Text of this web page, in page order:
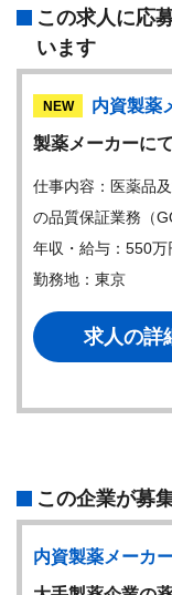
この求人に応
います
NEW
内資製薬
製薬メーカーに
仕事内容：医薬品
の品質保証業務（
年収・給与：550万
勤務地：東京
求人の詳
この企業が募
内資製薬メーカ